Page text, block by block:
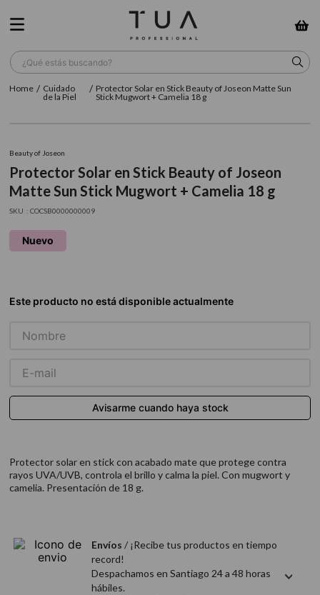
¿Qué estás buscando?
Cuidado
de la Piel
Protector Solar en Stick Beauty of Joseon Matte Sun
Stick Mugwort + Camelia 18 g
Beauty of Joseon
Protector Solar en Stick Beauty of Joseon
Matte Sun Stick Mugwort + Camelia 18 g
: COCSB0000000009
Nuevo
Protector solar en stick con acabado mate que protege contra
rayos UVA/UVB, controla el brillo y calma la piel. Con mugwort y
camelia. Presentación de 18 g.
Envíos / ¡Recibe tus productos en tiempo
record!
Despachamos en Santiago 24 a 48 horas
hábiles.
TÉRMINOS MÁS BUSCADOS
2. sow
3. farmavita
5. cepillo
6. gama
8. loreal